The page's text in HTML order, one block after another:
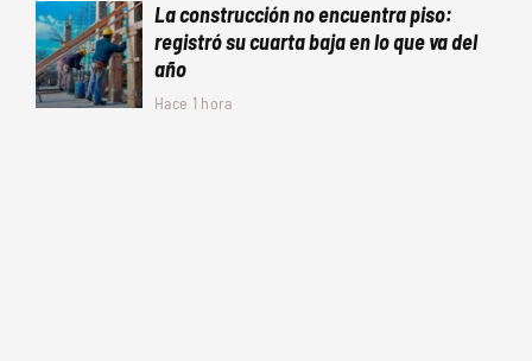
La construcción no encuentra piso:
registró su cuarta baja en lo que va del
año
Hace 1 hora